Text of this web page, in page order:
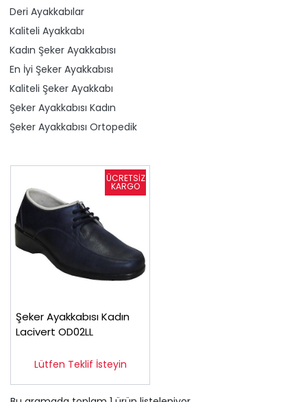
Deri Ayakkabılar
Kaliteli Ayakkabı
Kadın Şeker Ayakkabısı
En İyi Şeker Ayakkabısı
Kaliteli Şeker Ayakkabı
Şeker Ayakkabısı Kadın
Şeker Ayakkabısı Ortopedik
Şeker Ayakkabısı Kadın
Lacivert OD02LL
Lütfen Teklif İsteyin